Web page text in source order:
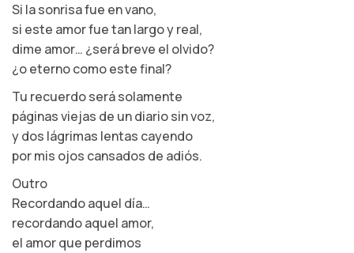
Si la sonrisa fue en vano,
si este amor fue tan largo y real,
dime amor… ¿será breve el olvido?
¿o eterno como este final?
Tu recuerdo será solamente
páginas viejas de un diario sin voz,
y dos lágrimas lentas cayendo
por mis ojos cansados de adiós.
Outro
Recordando aquel día…
recordando aquel amor,
el amor que perdimos